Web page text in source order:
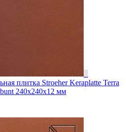
плитка Stroeher Keraplatte Terra
240х240х12 мм